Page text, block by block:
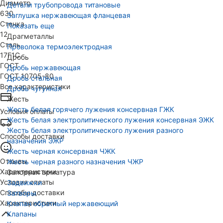
Детали трубопровода титановые
Заглушка нержавеющая фланцевая
Показать еще
Драгметаллы
Проволока термоэлектродная
Дробь
Дробь нержавеющая
Дробь стальная
Дробь чугунная
Жесть
Жесть белая горячего лужения консервная ГЖК
Жесть белая электролитического лужения консервная ЭЖК
Жесть белая электролитического лужения разного
назначения ЭЖР
Жесть черная консервная ЧЖК
Жесть черная разного назначения ЧЖР
Запорная арматура
Задвижки
Затворы
Клапан обратный нержавеющий
Клапаны
Диаметр
630
Стенка
12
Сталь
17Г1С
ГОСТ
ГОСТ 10705-80
Все характеристики
Условия оплаты
Способы доставки
Отзывы
Характеристики
Условия оплаты
Способы доставки
Характеристики